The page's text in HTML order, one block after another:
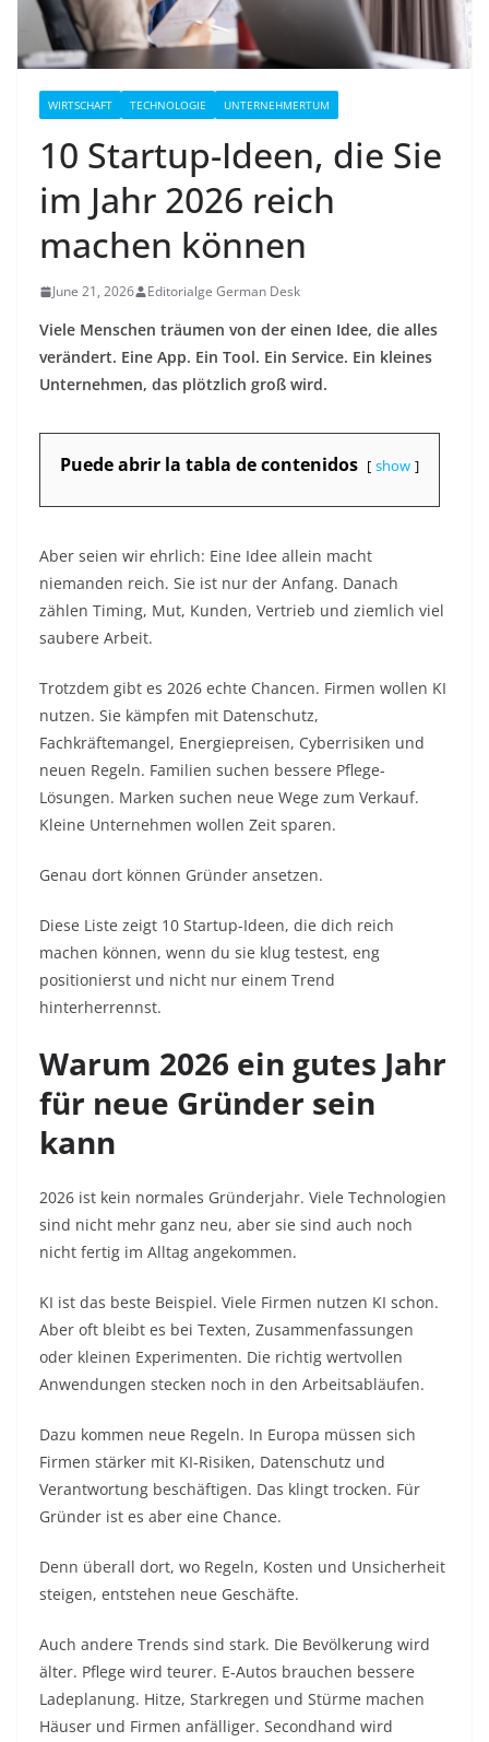
WIRTSCHAFT TECHNOLOGIE UNTERNEHMERTUM
10 Startup-Ideen, die Sie
im Jahr 2026 reich
machen können
June 21, 2026 Editorialge German Desk
Viele Menschen träumen von der einen Idee, die alles
verändert. Eine App. Ein Tool. Ein Service. Ein kleines
Unternehmen, das plötzlich groß wird.
Puede abrir la tabla de contenidos show
Aber seien wir ehrlich: Eine Idee allein macht
niemanden reich. Sie ist nur der Anfang. Danach
zählen Timing, Mut, Kunden, Vertrieb und ziemlich viel
saubere Arbeit.
Trotzdem gibt es 2026 echte Chancen. Firmen wollen KI
nutzen. Sie kämpfen mit Datenschutz,
Fachkräftemangel, Energiepreisen, Cyberrisiken und
neuen Regeln. Familien suchen bessere Pflege-
Lösungen. Marken suchen neue Wege zum Verkauf.
Kleine Unternehmen wollen Zeit sparen.
Genau dort können Gründer ansetzen.
Diese Liste zeigt 10 Startup-Ideen, die dich reich
machen können, wenn du sie klug testest, eng
positionierst und nicht nur einem Trend
hinterherrennst.
Warum 2026 ein gutes Jahr
für neue Gründer sein
kann
2026 ist kein normales Gründerjahr. Viele Technologien
sind nicht mehr ganz neu, aber sie sind auch noch
nicht fertig im Alltag angekommen.
KI ist das beste Beispiel. Viele Firmen nutzen KI schon.
Aber oft bleibt es bei Texten, Zusammenfassungen
oder kleinen Experimenten. Die richtig wertvollen
Anwendungen stecken noch in den Arbeitsabläufen.
Dazu kommen neue Regeln. In Europa müssen sich
Firmen stärker mit KI-Risiken, Datenschutz und
Verantwortung beschäftigen. Das klingt trocken. Für
Gründer ist es aber eine Chance.
Denn überall dort, wo Regeln, Kosten und Unsicherheit
steigen, entstehen neue Geschäfte.
Auch andere Trends sind stark. Die Bevölkerung wird
älter. Pflege wird teurer. E-Autos brauchen bessere
Ladeplanung. Hitze, Starkregen und Stürme machen
Häuser und Firmen anfälliger. Secondhand wird